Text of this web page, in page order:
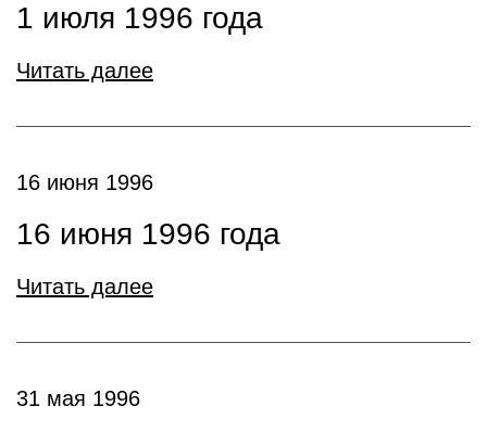
1 июля 1996 года
Читать далее
16 июня 1996
16 июня 1996 года
Читать далее
31 мая 1996